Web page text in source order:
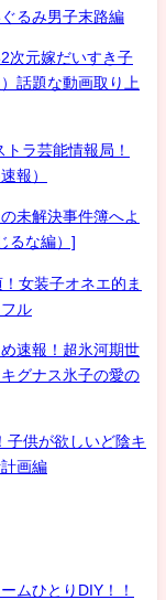
るみ男子末路編
次元嫁だいすき子
話題な動画取り上
ラ芸能情報局！
報）
未解決事件簿へよ
るな編）]
女装子オネエ的ま
ル
速報！超氷河期世
グナス氷子の愛の
子供が欲しいど陰キ
画編
ムひとりDIY！！